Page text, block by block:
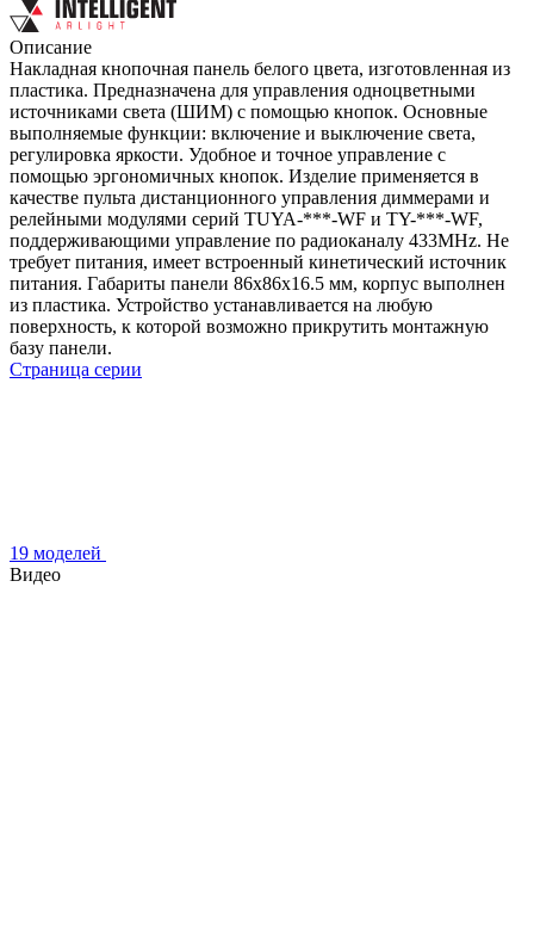
Описание
Накладная кнопочная панель белого цвета, изготовленная из
пластика. Предназначена для управления одноцветными
источниками света (ШИМ) с помощью кнопок. Основные
выполняемые функции: включение и выключение света,
регулировка яркости. Удобное и точное управление с
помощью эргономичных кнопок. Изделие применяется в
качестве пульта дистанционного управления диммерами и
релейными модулями серий TUYA-***-WF и TY-***-WF,
поддерживающими управление по радиоканалу 433MHz. Не
требует питания, имеет встроенный кинетический источник
питания. Габариты панели 86х86х16.5 мм, корпус выполнен
из пластика. Устройство устанавливается на любую
поверхность, к которой возможно прикрутить монтажную
базу панели.
Страница серии
19 моделей
Видео